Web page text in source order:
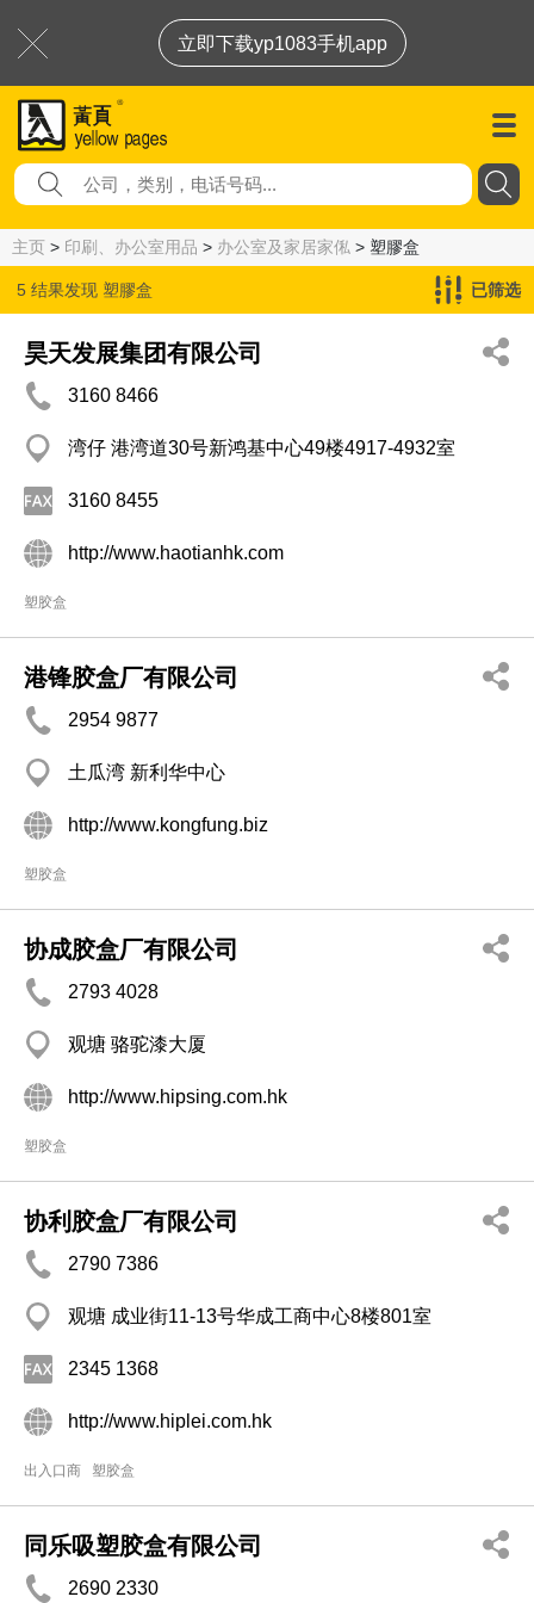
立即下载yp1083手机app
主页 > 印刷、办公室用品 > 办公室及家居家俬 > 塑膠盒
5 结果发现 塑膠盒 已筛选
昊天发展集团有限公司
3160 8466
湾仔 港湾道30号新鸿基中心49楼4917-4932室
3160 8455
http://www.haotianhk.com
塑胶盒
港锋胶盒厂有限公司
2954 9877
土瓜湾 新利华中心
http://www.kongfung.biz
塑胶盒
协成胶盒厂有限公司
2793 4028
观塘 骆驼漆大厦
http://www.hipsing.com.hk
塑胶盒
协利胶盒厂有限公司
2790 7386
观塘 成业街11-13号华成工商中心8楼801室
2345 1368
http://www.hiplei.com.hk
出入口商 塑胶盒
同乐吸塑胶盒有限公司
2690 2330